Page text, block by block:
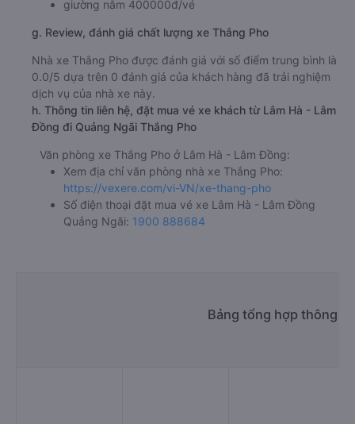
giường nằm 400000đ/vé
g. Review, đánh giá chất lượng xe Thắng Pho
Nhà xe Thắng Pho được đánh giá với số điểm trung bình là
0.0/5 dựa trên 0 đánh giá của khách hàng đã trải nghiệm
dịch vụ của nhà xe này.
h. Thông tin liên hệ, đặt mua vé xe khách từ Lâm Hà - Lâm
Đồng đi Quảng Ngãi Thắng Pho
Văn phòng xe Thắng Pho ở Lâm Hà - Lâm Đồng:
Xem địa chỉ văn phòng nhà xe Thắng Pho:
https://vexere.com/vi-VN/xe-thang-pho
Số điện thoại đặt mua vé xe Lâm Hà - Lâm Đồng
Quảng Ngãi: 1900 888684
Bảng tổng hợp thông